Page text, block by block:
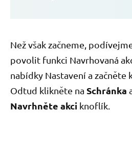
Než však začneme,
povolit funkci Navrhovaná
nabídky Nastavení a začněte
Odtud klikněte na Schránka
Navrhněte akci knoflík.